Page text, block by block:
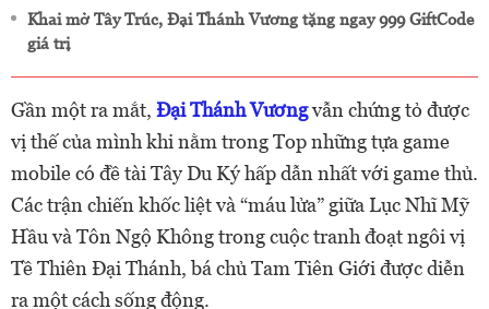
Khai mở Tây Trúc, Đại Thánh Vương tặng ngay 999 GiftCode
giá trị
Gần một ra mắt, Đại Thánh Vươngvẫn chứng tỏ được
vị thế của mình khi nằm trong Top những tựa game
mobile có đề tài Tây Du Ký hấp dẫn nhất với game thủ.
Các trận chiến khốc liệt và “máu lửa” giữa Lục Nhĩ Mỹ
Hầu và Tôn Ngộ Không trong cuộc tranh đoạt ngôi vị
Tề Thiên Đại Thánh, bá chủ Tam Tiên Giới được diễn
ra một cách sống động.